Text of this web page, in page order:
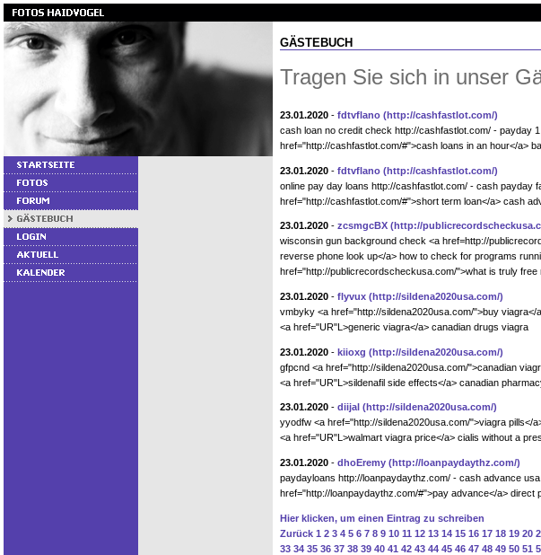
GÄSTEBUCH
Tragen Sie sich in unser
23.01.2020 - fdtvflano (http://cashfastlot.com/)
cash loan no credit check http://cashfastlot.com/ - payday
href="http://cashfastlot.com/#">cash loans in an hour</a>
23.01.2020 - fdtvflano (http://cashfastlot.com/)
online pay day loans http://cashfastlot.com/ - cash payday
href="http://cashfastlot.com/#">short term loan</a> cash
23.01.2020 - zcsmgcBX (http://
wisconsin gun background check <a href=http://
reverse phone look up</a> how to check for programs
href="http://publicrecordscheckusa.com/">what is truly
23.01.2020 - flyvux (http://sildena2020usa.com/)
vmbyky <a href="http://sildena2020usa.com/">buy viagra</
<a href="UR"L>generic viagra</a> canadian drugs viagra
23.01.2020 - kiioxg (http://sildena2020usa.com/)
gfpcnd <a href="http://sildena2020usa.com/">canadian
<a href="UR"L>sildenafil side effects</a> canadian
23.01.2020 - diijal (http://sildena2020usa.com/)
yyodfw <a href="http://sildena2020usa.com/">viagra pills</
<a href="UR"L>walmart viagra price</a> cialis without a
23.01.2020 - dhoEremy (http://loanpaydaythz.com/)
paydayloans http://loanpaydaythz.com/ - cash advance
href="http://loanpaydaythz.com/#">pay advance</a> direct
Hier klicken, um einen Eintrag zu schreiben
Zurück 1 2 3 4 5 6 7 8 9 10 11 12 13 14 15 16 17 18 19 20
33 34 35 36 37 38 39 40 41 42 43 44 45 46 47 48 49 50 51